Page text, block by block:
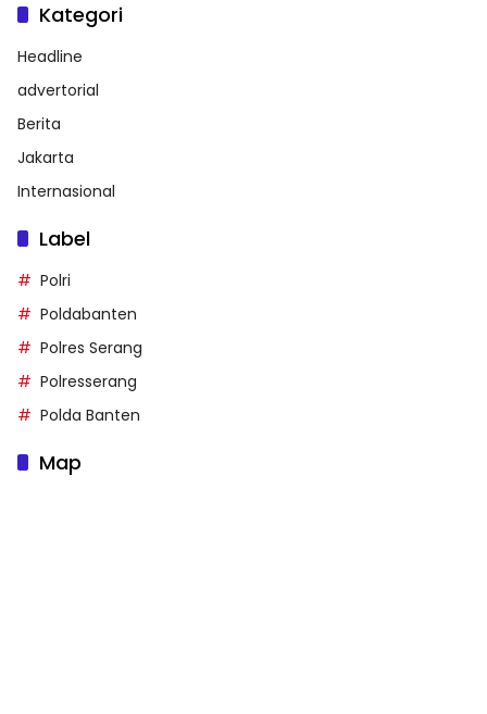
Kategori
Headline
advertorial
Berita
Jakarta
Internasional
Label
Polri
Poldabanten
Polres Serang
Polresserang
Polda Banten
Map